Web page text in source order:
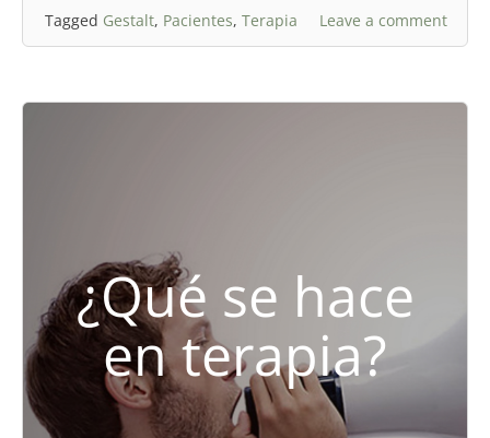
Tagged Gestalt, Pacientes, Terapia Leave a comment
¿Qué se hace
en terapia?